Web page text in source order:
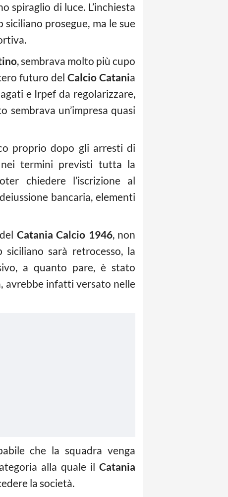
spiraglio di luce. L’inchiesta
prosegue, ma le sue
, sembrava molto più cupo
futuro delCalcio Catania
e Irpef da regolarizzare,
sembrava un’impresa quasi
proprio dopo gli arresti di
termini previsti tutta la
chiedere l’iscrizione al
bancaria, elementi
Catania Calcio 1946, non
sarà retrocesso, la
a quanto pare, è stato
avrebbe infatti versato nelle
che la squadra venga
alla quale il Catania
la società.